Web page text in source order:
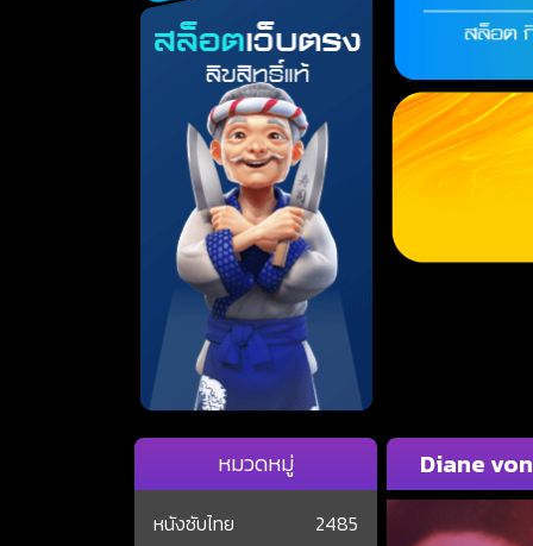
Diane
หมวดหมู่
หนังซับไทย
2485